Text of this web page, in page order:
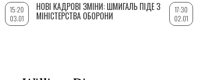
15:20
03.01
НОВІ КАДРОВІ ЗМІНИ: ШМИГАЛЬ ПІДЕ З
МІНІСТЕРСТВА ОБОРОНИ
17:30
02.01